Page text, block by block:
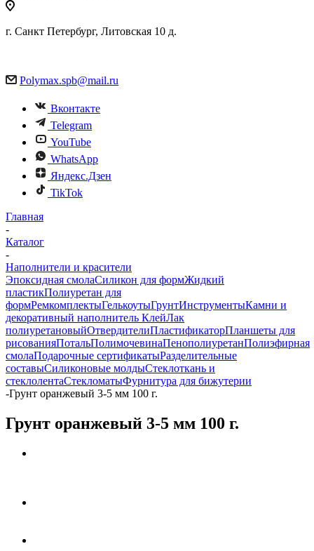
г. Санкт Петербург, Литовская 10 д.
Polymax.spb@mail.ru
Вконтакте
Telegram
YouTube
WhatsApp
Яндекс.Дзен
TikTok
Главная
-
Каталог
-
Наполнители и красители
Эпоксидная смолаСиликон для формЖидкий
пластикПолиуретан для
формРемкомплектыГелькоутыГрунтИнструментыКамни и
декоративный наполнитель КлейЛак
полиуретановыйОтвердителиПластификаторПланшеты для
рисованияПотальПолимочевинаПенополиуретанПолиэфирная
смолаПодарочные сертификатыРазделительные
составыСиликоновые молдыСтеклоткань и
стеклолентаСтекломатыФурнитура для бижутерии
-Грунт оранжевый 3-5 мм 100 г.
Грунт оранжевый 3-5 мм 100 г.